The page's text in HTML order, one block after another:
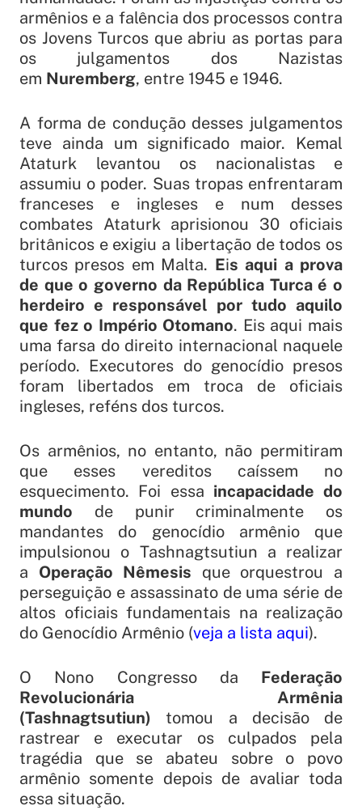
armênios e a falência dos processos contra
os Jovens Turcos que abriu as portas para
os julgamentos dos Nazistas
em Nuremberg, entre 1945 e 1946.
A forma de condução desses julgamentos
teve ainda um significado maior. Kemal
Ataturk levantou os nacionalistas e
assumiu o poder. Suas tropas enfrentaram
franceses e ingleses e num desses
combates Ataturk aprisionou 30 oficiais
britânicos e exigiu a libertação de todos os
turcos presos em Malta. Eis aqui a prova
de que o governo da República Turca é o
herdeiro e responsável por tudo aquilo
que fez o Império Otomano. Eis aqui mais
uma farsa do direito internacional naquele
período. Executores do genocídio presos
foram libertados em troca de oficiais
ingleses, reféns dos turcos.
Os armênios, no entanto, não permitiram
que esses vereditos caíssem no
esquecimento. Foi essa incapacidade do
mundo de punir criminalmente os
mandantes do genocídio armênio que
impulsionou o Tashnagtsutiun a realizar
a Operação Nêmesis que orquestrou a
perseguição e assassinato de uma série de
altos oficiais fundamentais na realização
do Genocídio Armênio (veja a lista aqui).
O Nono Congresso da Federação
Revolucionária Armênia
(Tashnagtsutiun) tomou a decisão de
rastrear e executar os culpados pela
tragédia que se abateu sobre o povo
armênio somente depois de avaliar toda
essa situação.